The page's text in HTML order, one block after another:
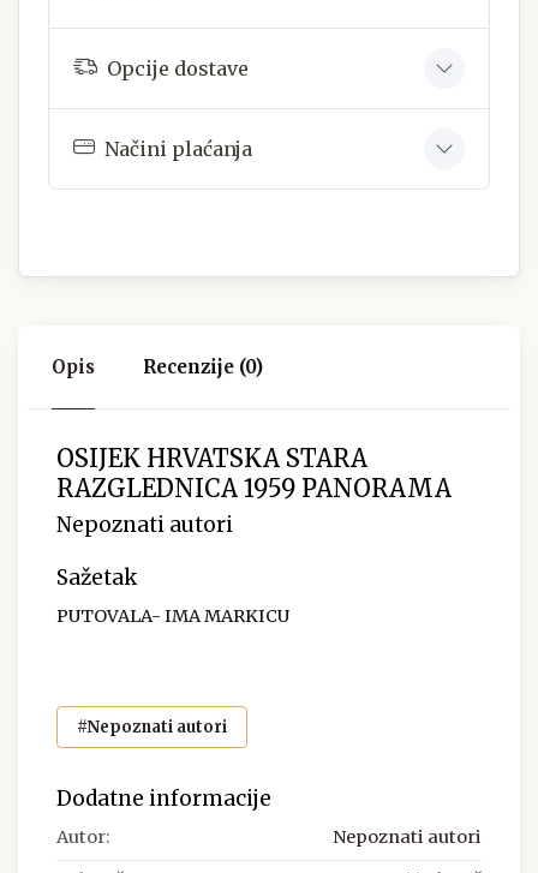
Opcije dostave
Načini plaćanja
Opis Recenzije (0)
OSIJEK HRVATSKA STARA
RAZGLEDNICA 1959 PANORAMA
Nepoznati autori
Sažetak
PUTOVALA- IMA MARKICU
#Nepoznati autori
Dodatne informacije
Autor: Nepoznati autori